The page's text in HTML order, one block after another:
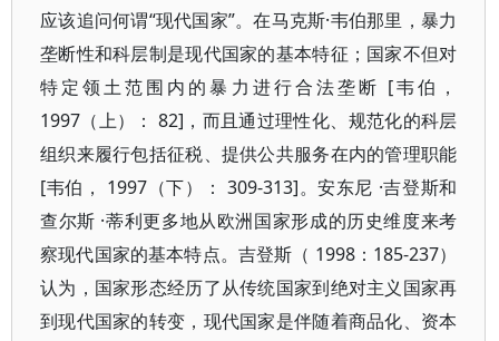
应该追问何谓“现代国家”。在马克斯·韦伯那里，暴力
垄断性和科层制是现代国家的基本特征；国家不但对
特定领土范围内的暴力进行合法垄断 [韦伯，
1997（上）： 82]，而且通过理性化、规范化的科层
组织来履行包括征税、提供公共服务在内的管理职能
[韦伯， 1997（下）： 309-313]。安东尼 ·吉登斯和
查尔斯 ·蒂利更多地从欧洲国家形成的历史维度来考
察现代国家的基本特点。吉登斯（ 1998：185-237）
认为，国家形态经历了从传统国家到绝对主义国家再
到现代国家的转变，现代国家是伴随着商品化、资本